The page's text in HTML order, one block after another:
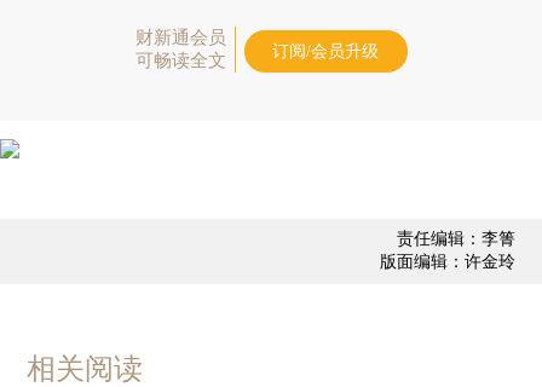
财新通会员
可畅读全文
订阅/会员升级
责任编辑：李箐
版面编辑：许金玲
相关阅读